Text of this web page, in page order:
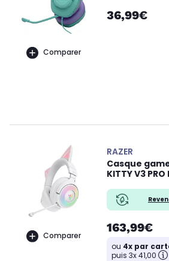
Comparer
36,99€
Comparer
RAZER
Casque
KITTY V3 PRO
163,99€
ou 4x par
puis 3x 41,00